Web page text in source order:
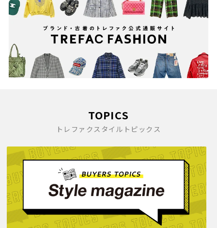
TOPICS
トレファクスタイルトピックス